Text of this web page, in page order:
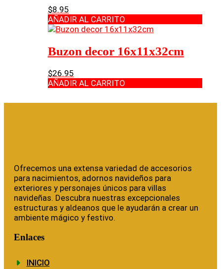
$8.95
AÑADIR AL CARRITO
Buzon decor 16x11x32cm
$26.95
AÑADIR AL CARRITO
Ofrecemos una extensa variedad de accesorios
para nacimientos, adornos navideños para
exteriores y personajes únicos para villas
navideñas. Descubra nuestras excepcionales
estructuras y aldeanos que le ayudarán a crear un
ambiente mágico y festivo.
Enlaces
INICIO